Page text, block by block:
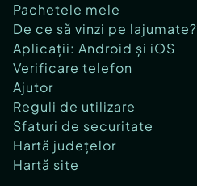
Pachetele mele
De ce să vinzi pe lajumate?
Aplicații: Android și iOS
Verificare telefon
Ajutor
Reguli de utilizare
Sfaturi de securitate
Hartă județelor
Hartă site